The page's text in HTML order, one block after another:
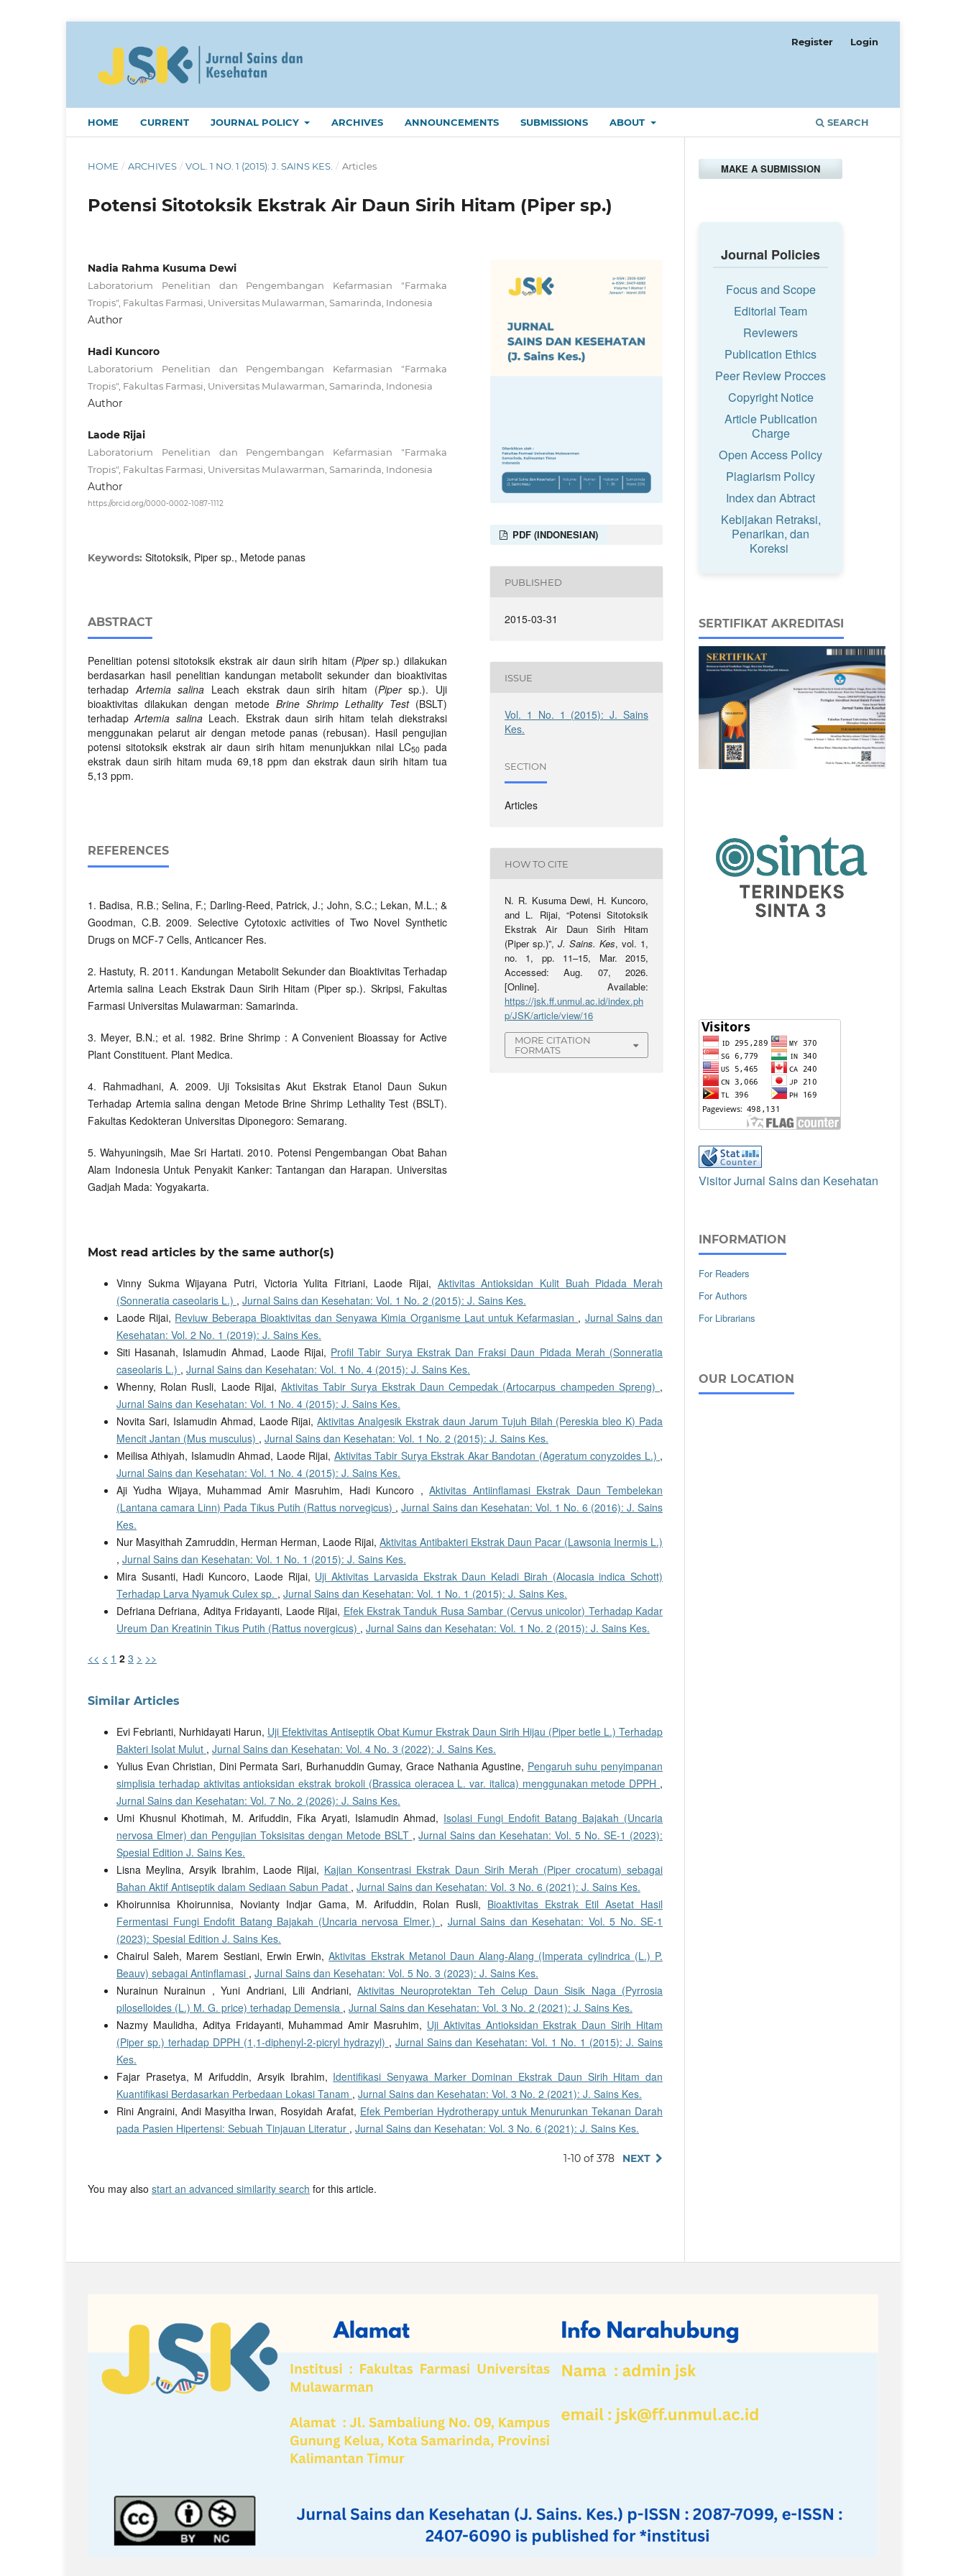
HOME CURRENT JOURNAL POLICY ARCHIVES ANNOUNCEMENTS SUBMISSIONS ABOUT SEARCH
Register Login
HOME / ARCHIVES / VOL. 1 NO. 1 (2015): J. SAINS KES. / Articles
Potensi Sitotoksik Ekstrak Air Daun Sirih Hitam (Piper sp.)
Nadia Rahma Kusuma Dewi
Laboratorium Penelitian dan Pengembangan Kefarmasian "Farmaka
Tropis", Fakultas Farmasi, Universitas Mulawarman, Samarinda, Indonesia
Author
Hadi Kuncoro
Laboratorium Penelitian dan Pengembangan Kefarmasian "Farmaka
Tropis", Fakultas Farmasi, Universitas Mulawarman, Samarinda, Indonesia
Author
Laode Rijai
Laboratorium Penelitian dan Pengembangan Kefarmasian "Farmaka
Tropis", Fakultas Farmasi, Universitas Mulawarman, Samarinda, Indonesia
Author
https://orcid.org/0000-0002-1087-1112
Keywords: Sitotoksik, Piper sp., Metode panas
ABSTRACT
Penelitian potensi sitotoksik ekstrak air daun sirih hitam (Pipersp.) dilakukan
berdasarkan hasil penelitian kandungan metabolit sekunder dan bioaktivitas
terhadap Artemia salina Leach ekstrak daun sirih hitam (Pipersp.). Uji
bioaktivitas dilakukan dengan metode Brine Shrimp Lethality Test(BSLT)
terhadapArtemia salinaLeach. Ekstrak daun sirih hitam telah diekstraksi
menggunakan pelarut air dengan metode panas (rebusan). Hasil pengujian
potensi sitotoksik ekstrak air daun sirih hitam menunjukkan nilai LC50 pada
ekstrak daun sirih hitam muda 69,18 ppm dan ekstrak daun sirih hitam tua
5,13 ppm.
REFERENCES
1. Badisa, R.B.; Selina, F.; Darling-Reed, Patrick, J.; John, S.C.; Lekan, M.L.; &
Goodman, C.B. 2009. Selective Cytotoxic activities of Two Novel Synthetic
Drugs on MCF-7 Cells, Anticancer Res.
2. Hastuty, R. 2011. Kandungan Metabolit Sekunder dan Bioaktivitas Terhadap
Artemia salina Leach Ekstrak Daun Sirih Hitam (Piper sp.). Skripsi, Fakultas
Farmasi Universitas Mulawarman: Samarinda.
3. Meyer, B.N.; et al. 1982. Brine Shrimp : A Convenient Bioassay for Active
Plant Constituent. Plant Medica.
4. Rahmadhani, A. 2009. Uji Toksisitas Akut Ekstrak Etanol Daun Sukun
Terhadap Artemia salina dengan Metode Brine Shrimp Lethality Test (BSLT).
Fakultas Kedokteran Universitas Diponegoro: Semarang.
5. Wahyuningsih, Mae Sri Hartati. 2010. Potensi Pengembangan Obat Bahan
Alam Indonesia Untuk Penyakit Kanker: Tantangan dan Harapan. Universitas
Gadjah Mada: Yogyakarta.
PDF (INDONESIAN)
PUBLISHED
2015-03-31
ISSUE
Vol. 1 No. 1 (2015): J. Sains
Kes.
SECTION
Articles
HOW TO CITE
N. R. Kusuma Dewi, H. Kuncoro,
and L. Rijai, “Potensi Sitotoksik
Ekstrak Air Daun Sirih Hitam
(Piper sp.)”,J. Sains. Kes, vol. 1,
no. 1, pp. 11–15, Mar. 2015,
Accessed: Aug. 07, 2026.
[Online]. Available:
https://jsk.ff.unmul.ac.id/index.ph
p/JSK/article/view/16
MORE CITATION
FORMATS
Most read articles by the same author(s)
Vinny Sukma Wijayana Putri, Victoria Yulita Fitriani, Laode Rijai, Aktivitas Antioksidan Kulit Buah Pidada Merah
(Sonneratia caseolaris L.) , Jurnal Sains dan Kesehatan: Vol. 1 No. 2 (2015): J. Sains Kes.
Laode Rijai, Reviuw Beberapa Bioaktivitas dan Senyawa Kimia Organisme Laut untuk Kefarmasian , Jurnal Sains dan
Kesehatan: Vol. 2 No. 1 (2019): J. Sains Kes.
Siti Hasanah, Islamudin Ahmad, Laode Rijai, Profil Tabir Surya Ekstrak Dan Fraksi Daun Pidada Merah (Sonneratia
caseolaris L.) , Jurnal Sains dan Kesehatan: Vol. 1 No. 4 (2015): J. Sains Kes.
Whenny, Rolan Rusli, Laode Rijai,Aktivitas Tabir Surya Ekstrak Daun Cempedak (Artocarpus champeden Spreng) ,
Jurnal Sains dan Kesehatan: Vol. 1 No. 4 (2015): J. Sains Kes.
Novita Sari, Islamudin Ahmad, Laode Rijai,Aktivitas Analgesik Ekstrak daun Jarum Tujuh Bilah (Pereskia bleo K) Pada
Mencit Jantan (Mus musculus) , Jurnal Sains dan Kesehatan: Vol. 1 No. 2 (2015): J. Sains Kes.
Meilisa Athiyah, Islamudin Ahmad, Laode Rijai, Aktivitas Tabir Surya Ekstrak Akar Bandotan (Ageratum conyzoides L.) ,
Jurnal Sains dan Kesehatan: Vol. 1 No. 4 (2015): J. Sains Kes.
Aji Yudha Wijaya, Muhammad Amir Masruhim, Hadi Kuncoro ,Aktivitas Antiinflamasi Ekstrak Daun Tembelekan
(Lantana camara Linn) Pada Tikus Putih (Rattus norvegicus) ,Jurnal Sains dan Kesehatan: Vol. 1 No. 6 (2016): J. Sains
Kes.
Nur Masyithah Zamruddin, Herman Herman, Laode Rijai, Aktivitas Antibakteri Ekstrak Daun Pacar (Lawsonia Inermis L.)
, Jurnal Sains dan Kesehatan: Vol. 1 No. 1 (2015): J. Sains Kes.
Mira Susanti, Hadi Kuncoro, Laode Rijai, Uji Aktivitas Larvasida Ekstrak Daun Keladi Birah (Alocasia indica Schott)
Terhadap Larva Nyamuk Culex sp. , Jurnal Sains dan Kesehatan: Vol. 1 No. 1 (2015): J. Sains Kes.
Defriana Defriana, Aditya Fridayanti, Laode Rijai, Efek Ekstrak Tanduk Rusa Sambar (Cervus unicolor) Terhadap Kadar
Ureum Dan Kreatinin Tikus Putih (Rattus novergicus) , Jurnal Sains dan Kesehatan: Vol. 1 No. 2 (2015): J. Sains Kes.
<< < 1 2 3 > >>
Similar Articles
Evi Febrianti, Nurhidayati Harun, Uji Efektivitas Antiseptik Obat Kumur Ekstrak Daun Sirih Hijau (Piper betle L.) Terhadap
Bakteri Isolat Mulut , Jurnal Sains dan Kesehatan: Vol. 4 No. 3 (2022): J. Sains Kes.
Yulius Evan Christian, Dini Permata Sari, Burhanuddin Gumay, Grace Nathania Agustine, Pengaruh suhu penyimpanan
simplisia terhadap aktivitas antioksidan ekstrak brokoli (Brassica oleracea L. var. italica) menggunakan metode DPPH ,
Jurnal Sains dan Kesehatan: Vol. 7 No. 2 (2026): J. Sains Kes.
Umi Khusnul Khotimah, M. Arifuddin, Fika Aryati, Islamudin Ahmad, Isolasi Fungi Endofit Batang Bajakah (Uncaria
nervosa Elmer) dan Pengujian Toksisitas dengan Metode BSLT ,Jurnal Sains dan Kesehatan: Vol. 5 No. SE-1 (2023):
Spesial Edition J. Sains Kes.
Lisna Meylina, Arsyik Ibrahim, Laode Rijai, Kajian Konsentrasi Ekstrak Daun Sirih Merah (Piper crocatum) sebagai
Bahan Aktif Antiseptik dalam Sediaan Sabun Padat , Jurnal Sains dan Kesehatan: Vol. 3 No. 6 (2021): J. Sains Kes.
Khoirunnisa Khoirunnisa, Novianty Indjar Gama, M. Arifuddin, Rolan Rusli, Bioaktivitas Ekstrak Etil Asetat Hasil
Fermentasi Fungi Endofit Batang Bajakah (Uncaria nervosa Elmer.) , Jurnal Sains dan Kesehatan: Vol. 5 No. SE-1
(2023): Spesial Edition J. Sains Kes.
Chairul Saleh, Marem Sestiani, Erwin Erwin,Aktivitas Ekstrak Metanol Daun Alang-Alang (Imperata cylindrica (L.) P.
Beauv) sebagai Antinflamasi , Jurnal Sains dan Kesehatan: Vol. 5 No. 3 (2023): J. Sains Kes.
Nurainun Nurainun , Yuni Andriani, Lili Andriani, Aktivitas Neuroprotektan Teh Celup Daun Sisik Naga (Pyrrosia
piloselloides (L.) M. G. price) terhadap Demensia , Jurnal Sains dan Kesehatan: Vol. 3 No. 2 (2021): J. Sains Kes.
Nazmy Maulidha, Aditya Fridayanti, Muhammad Amir Masruhim, Uji Aktivitas Antioksidan Ekstrak Daun Sirih Hitam
(Piper sp.) terhadap DPPH (1,1-diphenyl-2-picryl hydrazyl) , Jurnal Sains dan Kesehatan: Vol. 1 No. 1 (2015): J. Sains
Kes.
Fajar Prasetya, M Arifuddin, Arsyik Ibrahim, Identifikasi Senyawa Marker Dominan Ekstrak Daun Sirih Hitam dan
Kuantifikasi Berdasarkan Perbedaan Lokasi Tanam , Jurnal Sains dan Kesehatan: Vol. 3 No. 2 (2021): J. Sains Kes.
Rini Angraini, Andi Masyitha Irwan, Rosyidah Arafat, Efek Pemberian Hydrotherapy untuk Menurunkan Tekanan Darah
pada Pasien Hipertensi: Sebuah Tinjauan Literatur , Jurnal Sains dan Kesehatan: Vol. 3 No. 6 (2021): J. Sains Kes.
1-10 of 378 NEXT
You may also start an advanced similarity search for this article.
MAKE A SUBMISSION
Journal Policies
Focus and Scope
Editorial Team
Reviewers
Publication Ethics
Peer Review Procces
Copyright Notice
Article Publication
Charge
Open Access Policy
Plagiarism Policy
Index dan Abtract
Kebijakan Retraksi,
Penarikan, dan
Koreksi
SERTIFIKAT AKREDITASI
Visitor Jurnal Sains dan Kesehatan
INFORMATION
For Readers
For Authors
For Librarians
OUR LOCATION